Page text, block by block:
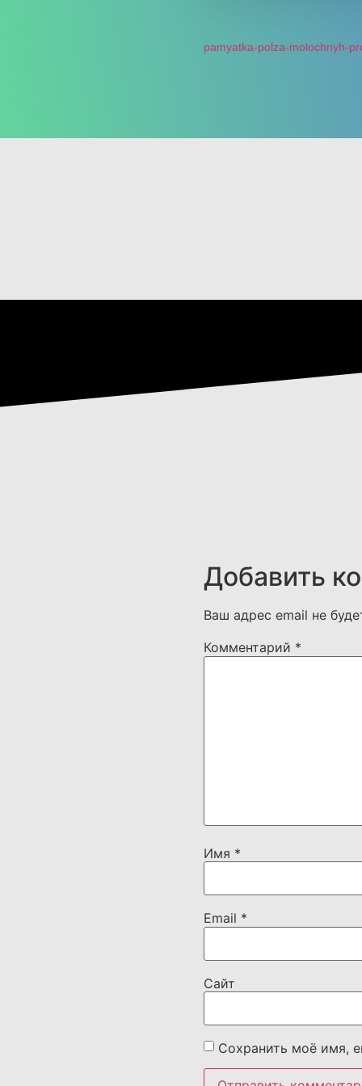
pamyatka-polza-molochnyh-
Добавить
Ваш адрес email не
Комментарий *
Имя *
Email *
Сайт
Сохранить моё имя,